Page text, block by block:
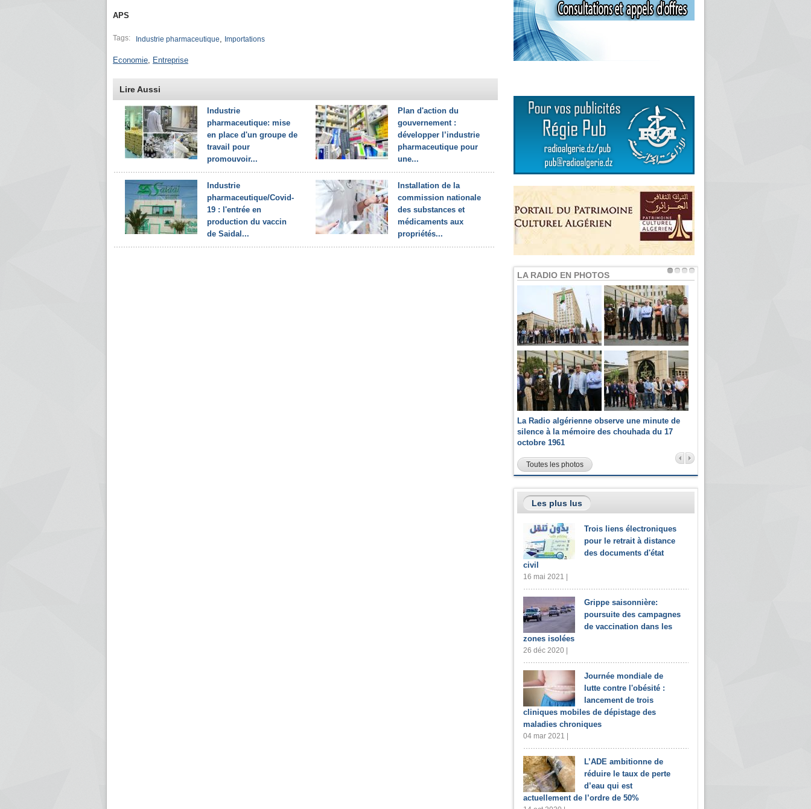
APS
Tags: Industrie pharmaceutique, Importations
Economie, Entreprise
Lire Aussi
Industrie
pharmaceutique: mise
en place d'un groupe de
travail pour
promouvoir...
Plan d'action du
gouvernement :
développer l’industrie
pharmaceutique pour
une...
Industrie
pharmaceutique/Covid-
19 : l'entrée en
production du vaccin
de Saidal...
Installation de la
commission nationale
des substances et
médicaments aux
propriétés...
LA RADIO EN PHOTOS
La Radio algérienne observe une minute de
silence à la mémoire des chouhada du 17
octobre 1961
Toutes les photos
Les plus lus
Trois liens électroniques
pour le retrait à distance
des documents d'état
civil
16 mai 2021 |
Grippe saisonnière:
poursuite des campagnes
de vaccination dans les
zones isolées
26 déc 2020 |
Journée mondiale de
lutte contre l'obésité :
lancement de trois
cliniques mobiles de dépistage des
maladies chroniques
04 mar 2021 |
L’ADE ambitionne de
réduire le taux de perte
d’eau qui est
actuellement de l’ordre de 50%